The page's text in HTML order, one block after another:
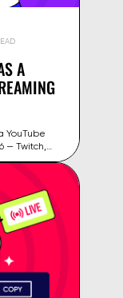
A
YouTube
— Twitch,